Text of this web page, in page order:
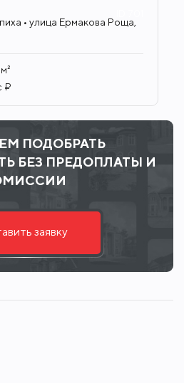
• улица Ермакова Роща,
м²
₽
ПОДОБРАТЬ
БЕЗ ПРЕДОПЛАТЫ И
заявку